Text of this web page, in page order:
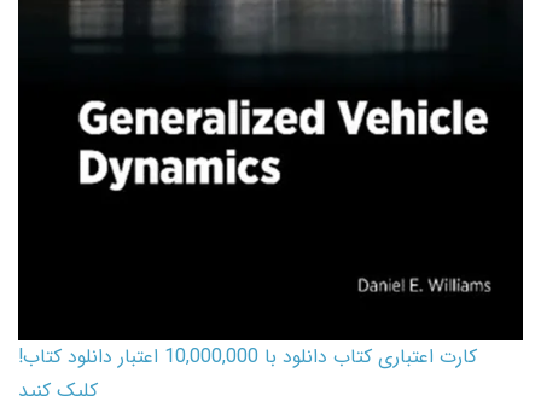
کارت اعتباری کتاب دانلود با 10,000,000 اعتبار دانلود کتاب!